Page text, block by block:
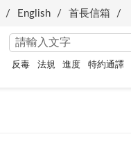
English 首長信箱
反毒 法規 進度 特約通譯